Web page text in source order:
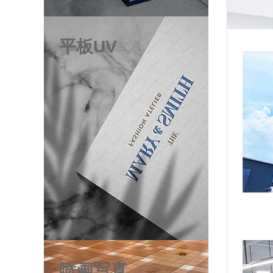
平板UV